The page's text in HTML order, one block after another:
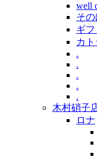
well
そ
ギフ
カ
.
.
.
.
.
木村硝子
ロナ